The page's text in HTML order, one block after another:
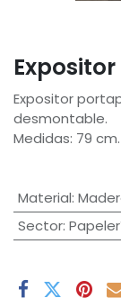
Expositor
desmontable.
Medidas: 79
Material:
Sector: